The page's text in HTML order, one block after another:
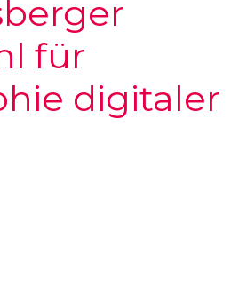
für
digitaler